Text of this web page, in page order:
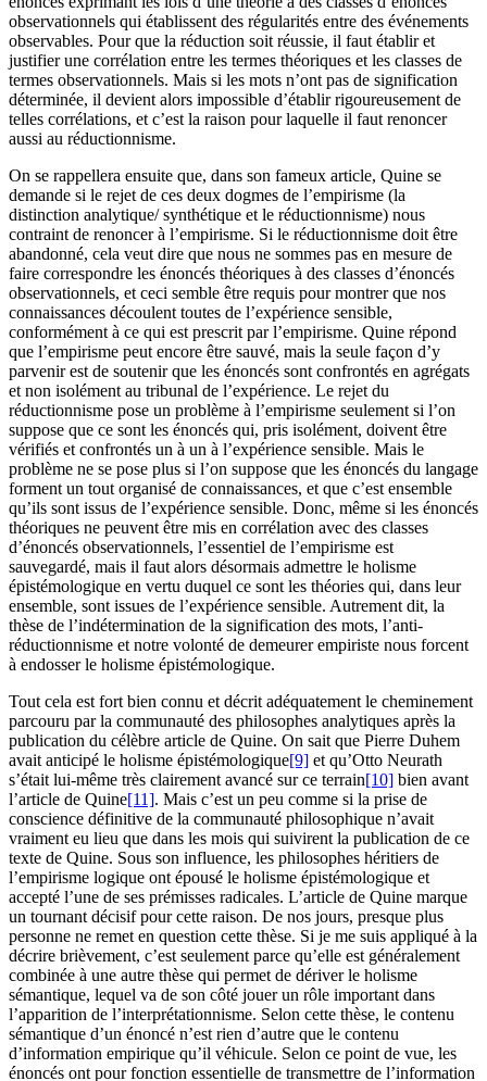
observationnels qui établissent des régularités entre des événements
observables. Pour que la réduction soit réussie, il faut établir et
justifier une corrélation entre les termes théoriques et les classes de
termes observationnels. Mais si les mots n’ont pas de signification
déterminée, il devient alors impossible d’établir rigoureusement de
telles corrélations, et c’est la raison pour laquelle il faut renoncer
aussi au réductionnisme.
On se rappellera ensuite que, dans son fameux article, Quine se
demande si le rejet de ces deux dogmes de l’empirisme (la
distinction analytique/ synthétique et le réductionnisme) nous
contraint de renoncer à l’empirisme. Si le réductionnisme doit être
abandonné, cela veut dire que nous ne sommes pas en mesure de
faire correspondre les énoncés théoriques à des classes d’énoncés
observationnels, et ceci semble être requis pour montrer que nos
connaissances découlent toutes de l’expérience sensible,
conformément à ce qui est prescrit par l’empirisme. Quine répond
que l’empirisme peut encore être sauvé, mais la seule façon d’y
parvenir est de soutenir que les énoncés sont confrontés en agrégats
et non isolément au tribunal de l’expérience. Le rejet du
réductionnisme pose un problème à l’empirisme seulement si l’on
suppose que ce sont les énoncés qui, pris isolément, doivent être
vérifiés et confrontés un à un à l’expérience sensible. Mais le
problème ne se pose plus si l’on suppose que les énoncés du langage
forment un tout organisé de connaissances, et que c’est ensemble
qu’ils sont issus de l’expérience sensible. Donc, même si les énoncés
théoriques ne peuvent être mis en corrélation avec des classes
d’énoncés observationnels, l’essentiel de l’empirisme est
sauvegardé, mais il faut alors désormais admettre le holisme
épistémologique en vertu duquel ce sont les théories qui, dans leur
ensemble, sont issues de l’expérience sensible. Autrement dit, la
thèse de l’indétermination de la signification des mots, l’anti-
réductionnisme et notre volonté de demeurer empiriste nous forcent
à endosser le holisme épistémologique.
Tout cela est fort bien connu et décrit adéquatement le cheminement
parcouru par la communauté des philosophes analytiques après la
publication du célèbre article de Quine. On sait que Pierre Duhem
avait anticipé le holisme épistémologique[9] et qu’Otto Neurath
s’était lui-même très clairement avancé sur ce terrain[10] bien avant
l’article de Quine[11]. Mais c’est un peu comme si la prise de
conscience définitive de la communauté philosophique n’avait
vraiment eu lieu que dans les mois qui suivirent la publication de ce
texte de Quine. Sous son influence, les philosophes héritiers de
l’empirisme logique ont épousé le holisme épistémologique et
accepté l’une de ses prémisses radicales. L’article de Quine marque
un tournant décisif pour cette raison. De nos jours, presque plus
personne ne remet en question cette thèse. Si je me suis appliqué à la
décrire brièvement, c’est seulement parce qu’elle est généralement
combinée à une autre thèse qui permet de dériver le holisme
sémantique, lequel va de son côté jouer un rôle important dans
l’apparition de l’interprétationnisme. Selon cette thèse, le contenu
sémantique d’un énoncé n’est rien d’autre que le contenu
d’information empirique qu’il véhicule. Selon ce point de vue, les
énoncés ont pour fonction essentielle de transmettre de l’information